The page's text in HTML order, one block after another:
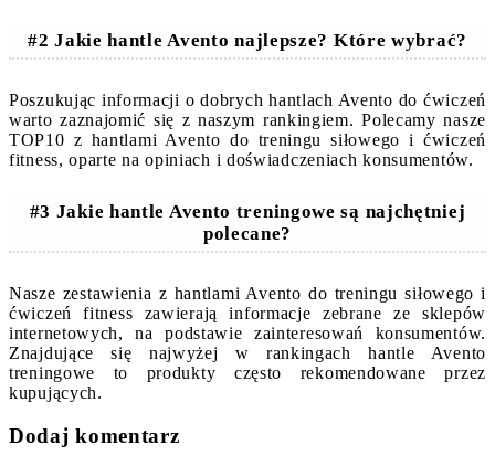
#2 Jakie hantle Avento najlepsze? Które wybrać?
Poszukując informacji o dobrych hantlach Avento do ćwiczeń
warto zaznajomić się z naszym rankingiem. Polecamy nasze
TOP10 z hantlami Avento do treningu siłowego i ćwiczeń
fitness, oparte na opiniach i doświadczeniach konsumentów.
#3 Jakie hantle Avento treningowe są najchętniej
polecane?
Nasze zestawienia z hantlami Avento do treningu siłowego i
ćwiczeń fitness zawierają informacje zebrane ze sklepów
internetowych, na podstawie zainteresowań konsumentów.
Znajdujące się najwyżej w rankingach hantle Avento
treningowe to produkty często rekomendowane przez
kupujących.
Dodaj komentarz